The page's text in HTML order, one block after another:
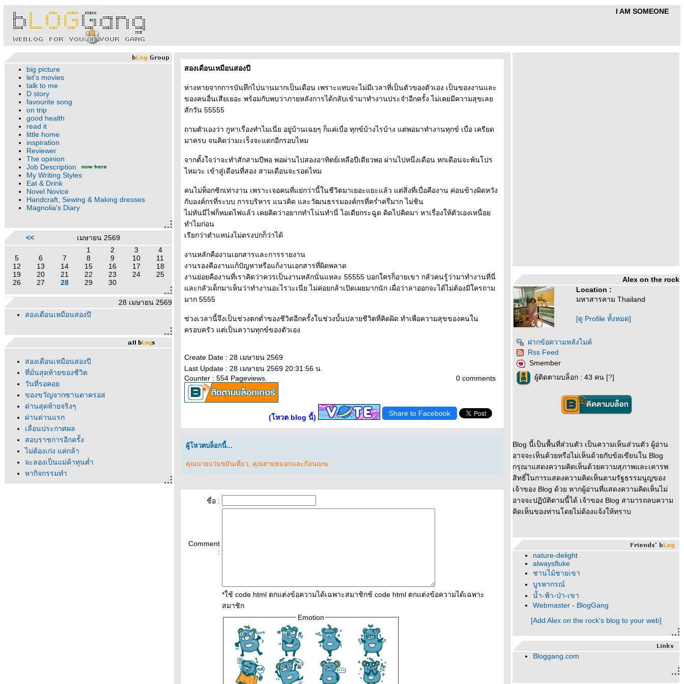
I AM SOMEONE
big picture
let's movies
talk to me
D story
favourite song
on trip
good health
read it
little home
inspiration
Reviewer
The opinion
Job Description
My Writing Styles
Eat & Drink
Novel Novice
Handcraft, Sewing & Making dresses
Magnolia's Diary
<<
เมษายน 2569
1
2 3
4
5
6 7 8 9 10
11
12
13 14 15 16 17
18
19
20 21 22 23 24
25
26
27 28 29 30
28 เมษายน 2569
สองเดือนเหมือนสองปี
สองเดือนเหมือนสองปี
ที่มั่นสุดท้ายของชีวิต
วันที่รอคอ
ของขวัญจากซานตาครอส
ด่านสุดท้ายจริงๆ
ผ่านด่านแรก
เลื่อนประกาศผล
สอบราชการอีกครั้ง
ไม่ต้องเก่ง แค่กล้า
จะลองเป็นแม่ค้าทุนต่ำ
หากิจกรรมทำ
ลงมือทำ = สำเร็จแล้ว
สองเดือนเหมือนสองปี
ห่างหายจากการบันทึกไปนานมากเป็นเดือน เพราะแทบจะไม่มีเวลาที่เป็นตัวของตัวเอง เป็นของงานและ
ของคนอื่นเสียเยอะ พร้อมกับพบว่าภายหลังการได้กลับเข้ามาทำงานประจำอีกครั้ง ไม่เคยมีความสุขเล
สักวัน 55555
ถามตัวเองว่า กูหาเรื่องทำไมเนี่ย อยู่บ้านเฉยๆ ก็แค่เบื่อ ทุกข์บ้างไรบ้าง แต่พอมาทำงานทุกข์ เบื่อ เครียด
มาครบ จนคิดว่ามะเร็งจะแดกอีกรอบไหม
จากตั้งใจว่าจะทำสักสามปีพอ พอผ่านไปสองอาทิตย์เหลือปีเดียวพอ ผ่านไปหนึ่งเดือน หกเดือนจะพ้นโปร
ไหมวะ เข้าสู่เดือนที่สอง สามเดือนจะรอดไหม
คนไม่ท็อกซิกเท่างาน เพราะเจอคนที่แย่กว่านี้ในชีวิตมาเยอะแยะแล้ว แต่สิ่งที่เบื่อคืองาน ค่อนข้างผิดหวัง
กับองค์กรที่ระบบ การบริหาร แนวคิด และวัฒนธรรมองค์กรที่คร่ำครึมาก ไม่ชิน
ไม่ทันมีไฟก็หมดไฟแล้ว เคยคิดว่าอยากทำโน่นทำนี่ ไอเดียกระฉูด คิดไปคิดมา หาเรื่องให้ตัวเองเหนื่อ
ทำไมก่อน
เรียกว่าตำแหน่งไม่ตรงปกก็ว่าได้
งานหลักคืองานเอกสารและการรายงาน
งานรองคืองานแก้ปัญหาหรือแก้งานเอกสารที่ผิดพลาด
งานย่อยคืองานที่เราคิดว่าควรเป็นงานหลักนั่นแหละ 55555 บอกใครก็อายเขา กลัวคนรู้ว่ามาทำงานที่นี่
ละกลัวเด็กมาเห็นว่าทำงานอะไรวะเนี่ย ไม่ค่อยกล้าเปิดเผยมากนัก เผื่อว่าลาออกจะได้ไม่ต้องมีใครถาม
มาก 5555
ช่วงเวลานี้จึงเป็นช่วงตกต่ำของชีวิตอีกครั้งในช่วงบั้นปลายชีวิตที่คิดผิด ทำเพื่อความสุขของคนใน
ครอบครัว แต่เป็นความทุกข์ของตัวเอง
Create Date : 28 เมษายน 2569
Last Update : 28 เมษายน 2569 20:31:56 น.
0 comments
Counter : 554 Pageviews.
(โหวต blog นี้) Share to Facebook
ผู้โหวตบล็อกนี้...
คุณนายแว่นขยันเที่ยว, คุณสายหมอกและก้อนเมฆ
ชื่อ :
Comment
:
*ใช้ code html ตกแต่งข้อความได้เฉพาะสมาชิกช้ code html ตกแต่งข้อความได้เฉพาะ
สมาชิก
Emotion
Alex on the rock
Location :
มหาสารคาม Thailand
[ดู Profile ทั้งหมด]
ฝากข้อความหลังไมค์
Rss Feed
Smember
ผู้ติดตามบล็อก : 43 คน [?]
Blog นี้เป็นพื้นที่ส่วนตัว เป็นความเห็นส่วนตัว ผู้อ่าน
อาจจะเห็นด้วยหรือไม่เห็นด้วยกับข้อเขียนใน Blog
กรุณาแสดงความคิดเห็นด้วยความสุภาพและเคารพ
สิทธิ์ในการแสดงความคิดเห็นตามรัฐธรรมนูญของ
เจ้าของ Blog ด้วย หากผู้อ่านที่แสดงความคิดเห็นไม่
อาจจะปฏิบัติตามนี้ได้ เจ้าของ Blog สามารถลบความ
คิดเห็นของท่านโดยไม่ต้องแจ้งให้ทราบ
nature-delight
alwaysfluke
ชานไม้ชายเขา
บูรพากรณ์
น้ำ-ฟ้า-ป่า-เขา
Webmaster - BlogGang
[Add Alex on the rock's blog to your web]
Bloggang.com